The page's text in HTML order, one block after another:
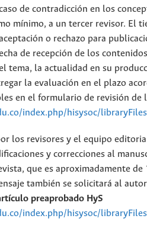
de contradicción en los
mínimo, a un tercer revisor. El
o rechazo para
de recepción de los
tema, la actualidad en su
la evaluación en el plazo
en el formulario de revisión de
index.php/hisysoc/
los revisores y el equipo
y correcciones al
que es aproximadamente de
también se solicitará al
preaprobado HyS
index.php/hisysoc/